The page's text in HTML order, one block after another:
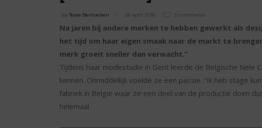
by Tessa Bentvelsen 26 april 2016 0 comments
Na jaren bij andere merken te hebben gewerkt als
het tijd om haar eigen smaak naar de markt te
merk groeit sneller dan verwacht.”
Tijdens haar modestudie in Gent leerde de Belgische Nele
kennen. Onmiddellijk voelde ze een passie. “Ik heb stage
fabriek in België waar ze een deel van de productie doen
helemaal